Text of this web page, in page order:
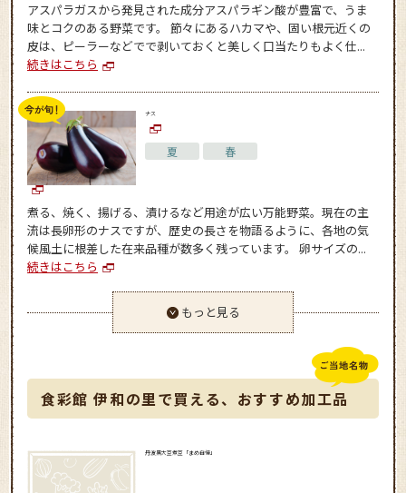
アスパラガスから発見された成分アスパラギン酸が豊富で、うま
味とコクのある野菜です。 節々にあるハカマや、固い根元近くの
皮は、ピーラーなどでで剥いておくと美しく口当たりもよく仕...
続きはこちら
ナス
夏 春
煮る、焼く、揚げる、漬けるなど用途が広い万能野菜。現在の主
流は長卵形のナスですが、歴史の長さを物語るように、各地の気
候風土に根差した在来品種が数多く残っています。 卵サイズの...
続きはこちら
もっと見る
食彩館 伊和の里で買える、おすすめ加工品
丹波黒大豆煮豆「まめ自慢」